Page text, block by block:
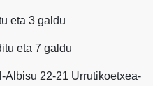
eta 3 galdu
eta 7 galdu
Albisu 22-21 Urrutikoetxea-